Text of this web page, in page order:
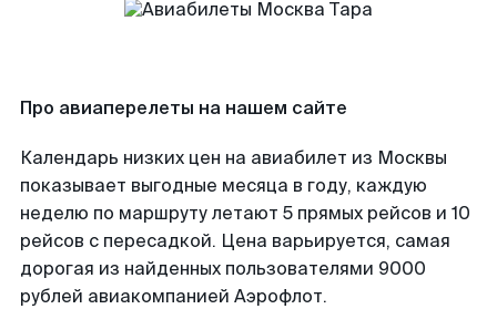
Про авиаперелеты на нашем сайте
Календарь низких цен на авиабилет из Москвы
показывает выгодные месяца в году, каждую
неделю по маршруту летают 5 прямых рейсов и 10
рейсов с пересадкой. Цена варьируется, самая
дорогая из найденных пользователями 9000
рублей авиакомпанией Аэрофлот.